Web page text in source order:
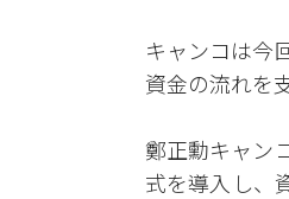
キャンコは今
資金の流れを
鄭正勳キャン
式を導入し、